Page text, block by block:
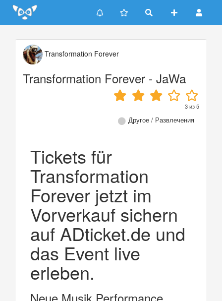
Update cookies preferences
Transformation Forever
Transformation Forever - JaWa
3из5
Другое / Развлечения
Tickets für
Transformation
Forever jetzt im
Vorverkauf sichern
auf ADticket.de und
das Event live
erleben.